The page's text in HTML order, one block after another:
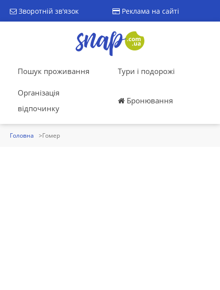
Зворотній зв'язок Реклама на сайті
Пошук проживання Тури і подорожі
Організація
відпочинку
Бронювання
Головна Гомер